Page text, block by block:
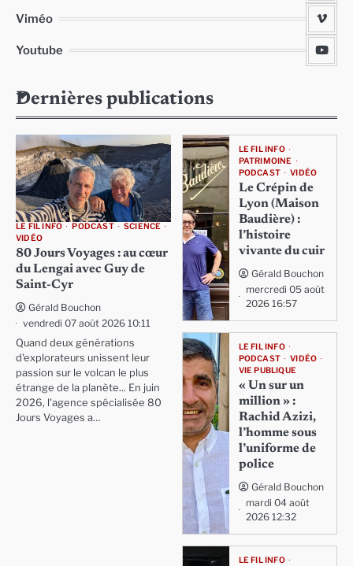
Viméo
Youtube
Dernières publications
LE FIL INFO PODCAST
SCIENCE
VIDÉO
80 Jours Voyages : au cœur
du Lengai avec Guy de
Saint-Cyr
Gérald Bouchon
vendredi 07 août 2026 10:11
Quand deux générations
d'explorateurs unissent leur
passion sur le volcan le plus
étrange de la planète... En juin
2026, l'agence spécialisée 80
Jours Voyages a…
LE FIL INFO
PATRIMOINE
PODCAST
VIDÉO
Le Crépin de
Lyon (Maison
Baudière) :
l’histoire
vivante du cuir
Gérald Bouchon
mercredi 05 août
2026 16:57
LE FIL INFO
PODCAST
VIDÉO
VIE PUBLIQUE
« Un sur un
million » :
Rachid Azizi,
l’homme sous
l’uniforme de
police
Gérald Bouchon
mardi 04 août
2026 12:32
LE FIL INFO